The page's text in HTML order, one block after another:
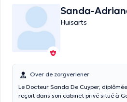
Sanda-
Huisarts
Over de zorgverlener
Le Docteur Sanda De Cuyper,
reçoit dans son cabinet privé situé à